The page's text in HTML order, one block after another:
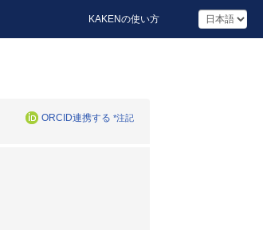
KAKENの使い方
ORCID連携する *注記